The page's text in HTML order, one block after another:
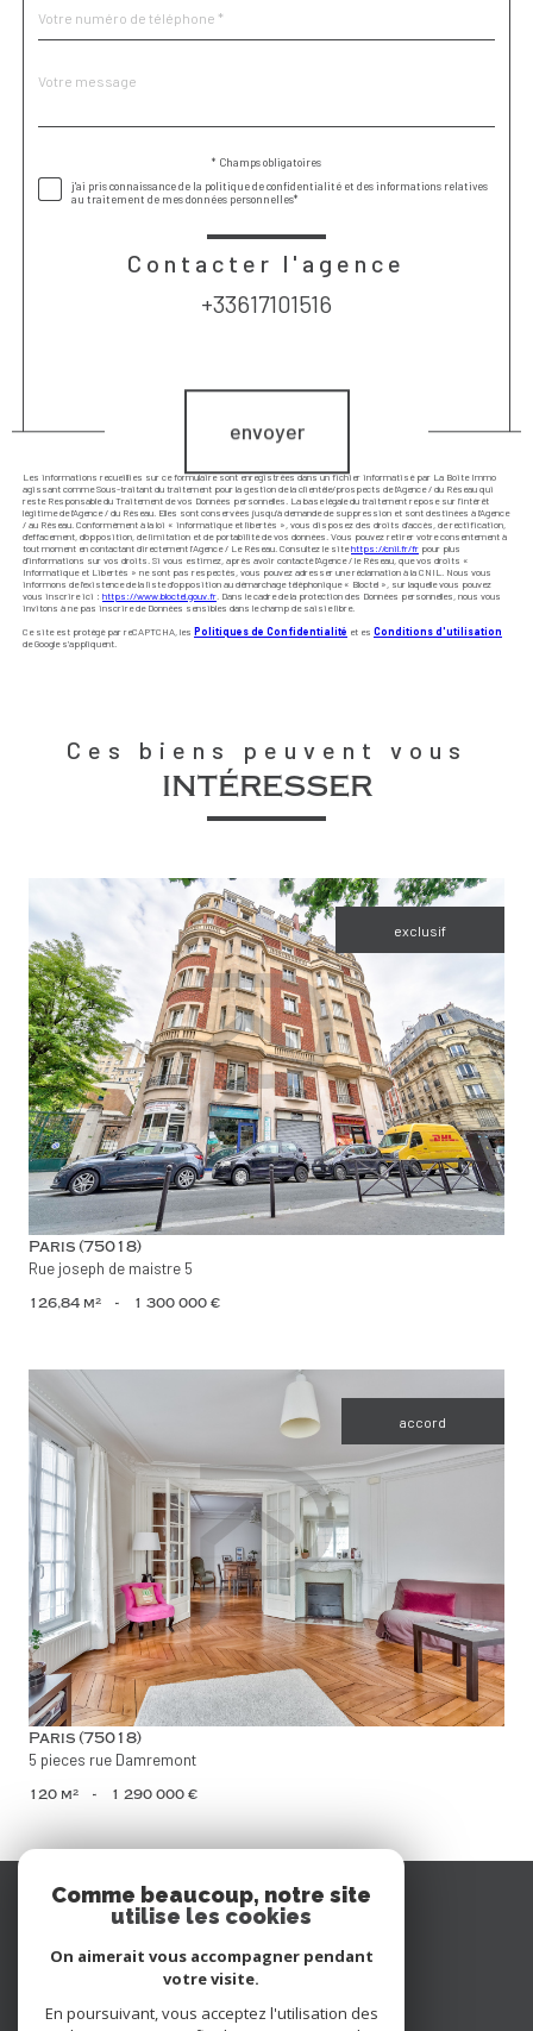
*
Fieldset
Message
*
* Champs obligatoires
j'ai pris connaissance de la politique de confidentialité et des informations relatives
au traitement de mes données personnelles*
Contacter l'agence
+33617101516
envoyer
Les informations recueillies sur ce formulaire sont enregistrées dans un fichier informatisé par La Boite Immo
agissant comme Sous-traitant du traitement pour la gestion de la clientèle/prospects de l'Agence / du Réseau qui
reste Responsable du Traitement de vos Données personnelles. La base légale du traitement repose sur l'intérêt
légitime de l'Agence / du Réseau. Elles sont conservées jusqu'à demande de suppression et sont destinées à l'Agence
/ au Réseau. Conformément à la loi « informatique et libertés », vous disposez des droits d’accès, de rectification,
d’effacement, d’opposition, de limitation et de portabilité de vos données. Vous pouvez retirer votre consentement à
tout moment en contactant directement l’Agence / Le Réseau. Consultez le sitehttps://cnil.fr/fr pour plus
d’informations sur vos droits. Si vous estimez, après avoir contacté l'Agence / le Réseau, que vos droits «
Informatique et Libertés » ne sont pas respectés, vous pouvez adresser une réclamation à la CNIL. Nous vous
informons de l’existence de la liste d'opposition au démarchage téléphonique « Bloctel », sur laquelle vous pouvez
vous inscrire ici : https://www.bloctel.gouv.fr. Dans le cadre de la protection des Données personnelles, nous vous
invitons à ne pas inscrire de Données sensibles dans le champ de saisie libre.
Ce site est protégé par reCAPTCHA, les Politiques de Confidentialité et es Conditions d'utilisation
de Google s'appliquent.
Ces biens peuvent vous
intéresser
exclusif
voir le bien
Paris (75018)
Rue joseph de maistre 5
126,84 m² - 1 300 000 €
accord
voir le bien
Paris (75018)
5 pieces rue Damremont
120 m² - 1 290 000 €
Se
connecter
espace propriétaire
Comme beaucoup, notre site
utilise les cookies
On aimerait vous accompagner pendant
votre visite.
En poursuivant, vous acceptez l'utilisation des